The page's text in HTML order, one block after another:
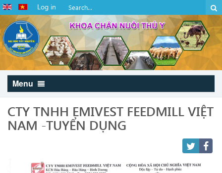
Log in
Menu
CTY TNHH EMIVEST FEEDMILL VIỆT
NAM -TUYỂN DỤNG